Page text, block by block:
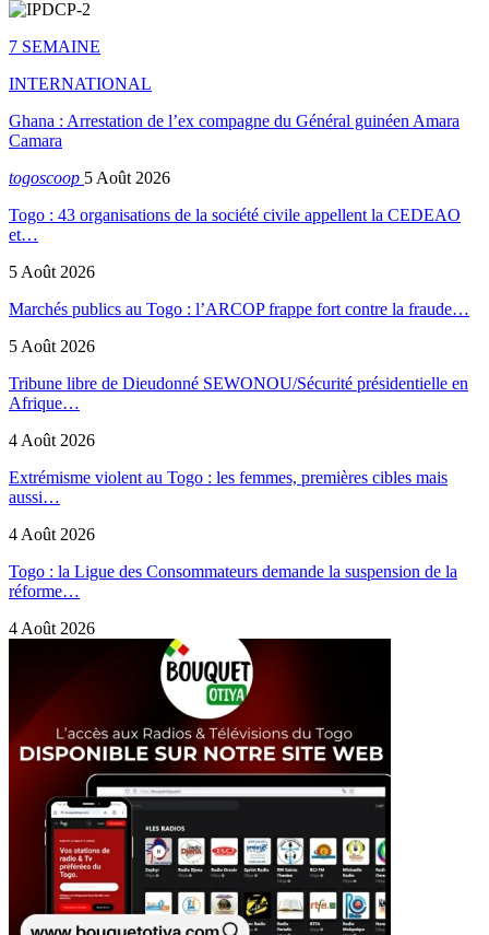
7 SEMAINE
INTERNATIONAL
Ghana : Arrestation de l’ex compagne du Général guinéen Amara
Camara
togoscoop 5 Août 2026
Togo : 43 organisations de la société civile appellent la CEDEAO
et…
5 Août 2026
Marchés publics au Togo : l’ARCOP frappe fort contre la fraude…
5 Août 2026
Tribune libre de Dieudonné SEWONOU/Sécurité présidentielle en
Afrique…
4 Août 2026
Extrémisme violent au Togo : les femmes, premières cibles mais
aussi…
4 Août 2026
Togo : la Ligue des Consommateurs demande la suspension de la
réforme…
4 Août 2026